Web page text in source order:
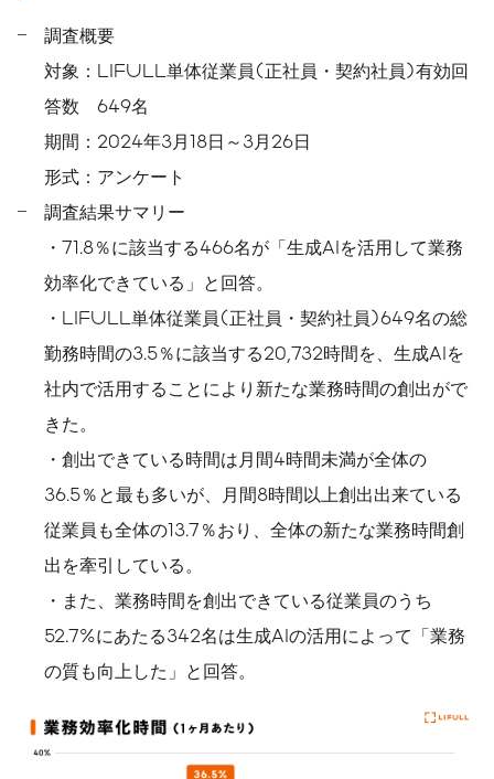
調査概要
対象：LIFULL単体従業員(正社員・契約社員)有効回
答数 649名
期間：2024年3月18日～3月26日
形式：アンケート
調査結果サマリー
・71.8％に該当する466名が「生成AIを活用して業務
効率化できている」と回答。
・LIFULL単体従業員(正社員・契約社員)649名の総
勤務時間の3.5％に該当する20,732時間を、生成AIを
社内で活用することにより新たな業務時間の創出がで
きた。
・創出できている時間は月間4時間未満が全体の
36.5％と最も多いが、月間8時間以上創出出来ている
従業員も全体の13.7％おり、全体の新たな業務時間創
出を牽引している。
・また、業務時間を創出できている従業員のうち
52.7%にあたる342名は生成AIの活用によって「業務
の質も向上した」と回答。